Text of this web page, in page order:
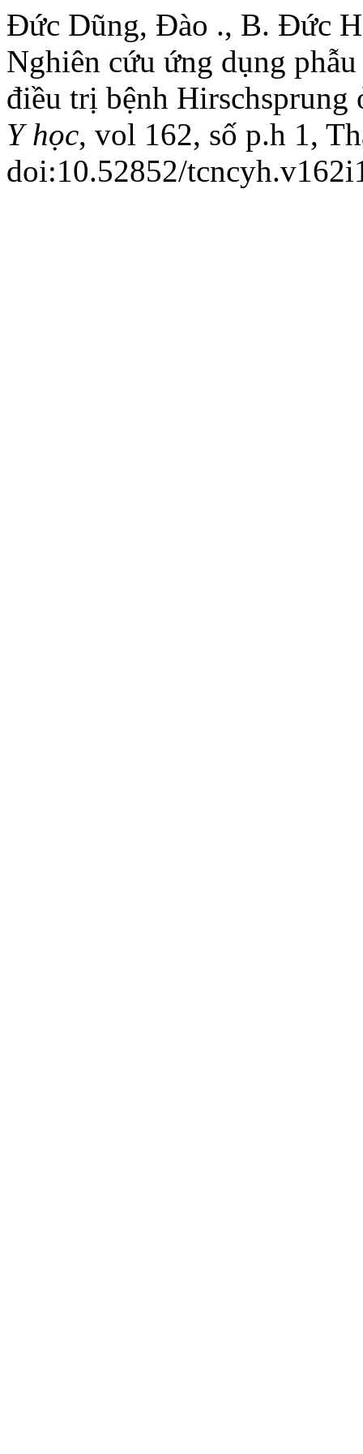
Đức Dũng, Đào ., B. Đức
Nghiên cứu ứng dụng
điều trị bệnh Hirschsprung
Y học, vol 162, số p.h 1,
doi:10.52852/